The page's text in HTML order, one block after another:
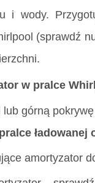
i wody.
(sprawdź
w pralce
górną
ładowanej
amortyzator